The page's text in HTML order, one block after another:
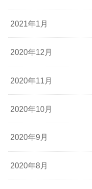
2021年1月
2020年12月
2020年11月
2020年10月
2020年9月
2020年8月